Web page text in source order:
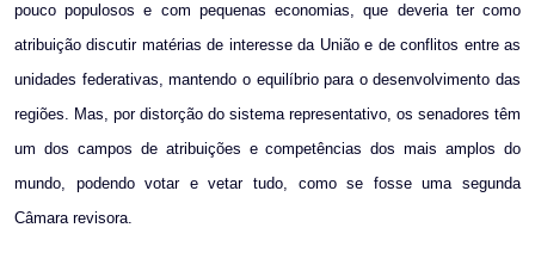
pouco populosos e com pequenas economias, que deveria ter como
atribuição discutir matérias de interesse da União e de conflitos entre as
unidades federativas, mantendo o equilíbrio para o desenvolvimento das
regiões. Mas, por distorção do sistema representativo, os senadores têm
um dos campos de atribuições e competências dos mais amplos do
mundo, podendo votar e vetar tudo, como se fosse uma segunda
Câmara revisora.